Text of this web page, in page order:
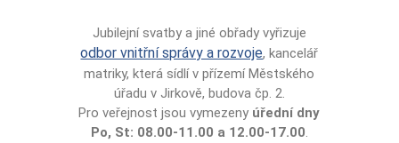
Jubilejní svatby a jiné obřady vyřizuje
odbor vnitřní správy a rozvoje, kancelář
matriky, která sídlí v přízemí Městského
úřadu v Jirkově, budova čp. 2.
Pro veřejnost jsou vymezeny úřední dny
Po, St: 08.00-11.00 a 12.00-17.00.